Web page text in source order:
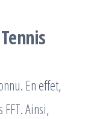
En effet,
Ainsi,